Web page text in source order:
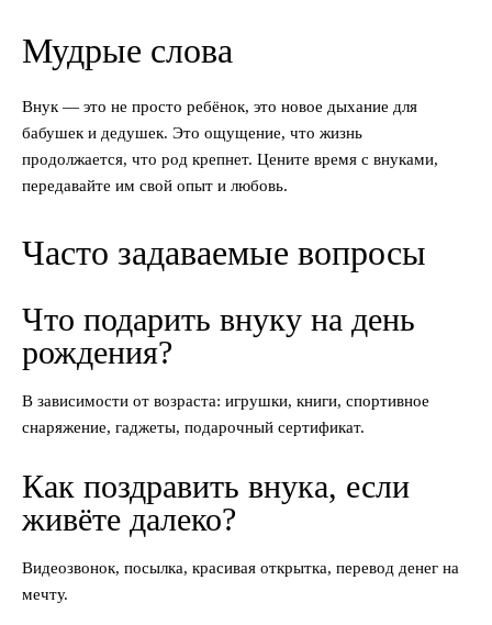
Мудрые слова
Внук — это не просто ребёнок, это новое дыхание для
бабушек и дедушек. Это ощущение, что жизнь
продолжается, что род крепнет. Цените время с внуками,
передавайте им свой опыт и любовь.
Часто задаваемые вопросы
Что подарить внуку на день
рождения?
В зависимости от возраста: игрушки, книги, спортивное
снаряжение, гаджеты, подарочный сертификат.
Как поздравить внука, если
живёте далеко?
Видеозвонок, посылка, красивая открытка, перевод денег на
мечту.